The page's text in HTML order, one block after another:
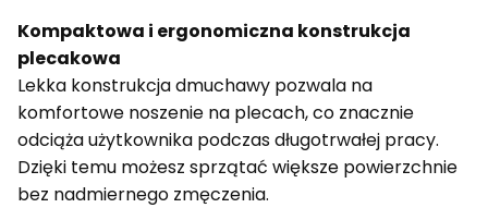
Kompaktowa i ergonomiczna konstrukcja
plecakowa
Lekka konstrukcjadmuchawy pozwala na
komfortowe noszenie na plecach,co znacznie
odciążaużytkownika podczasdługotrwałej pracy.
Dzięki temu możesz sprzątać większe powierzchnie
bez nadmiernego zmęczenia.